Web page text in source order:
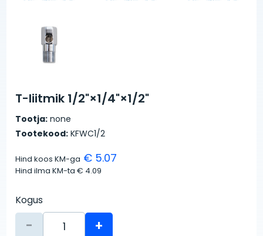
T-liitmik 1/2"×1/4"×1/2"
Tootja: none
Tootekood: KFWC1/2
Hind koos KM-ga € 5.07
Hind ilma KM-ta€ 4.09
Kogus
- +